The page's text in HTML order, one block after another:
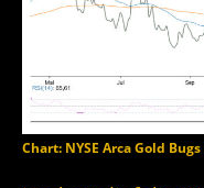
Chart: NYSE Arca Gold